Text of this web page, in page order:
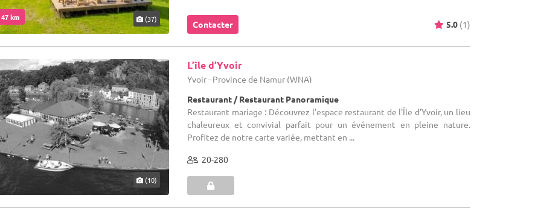
km (37) Contacter 5.0 (1)
(10)
L’île d’Yvoir
Yvoir - Province de Namur (WNA)
Restaurant / Restaurant Panoramique
Restaurant mariage : Découvrez l'espace restaurant de l'Île d'Yvoir, un lieu
chaleureux et convivial parfait pour un événement en pleine nature.
Profitez de notre carte variée, mettant en ...
20-280